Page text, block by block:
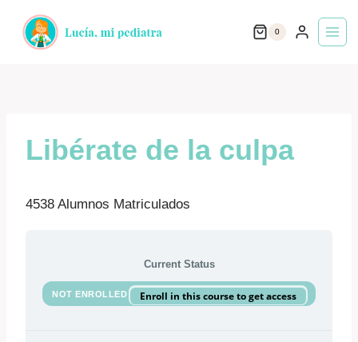
0
Libérate de la culpa
4538 Alumnos Matriculados
Current Status
NOT ENROLLED Enroll in this course to get access